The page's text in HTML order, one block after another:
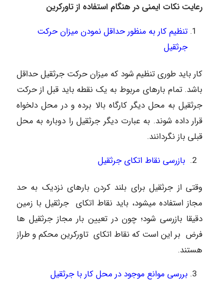
رعایت نکات ایمنی در هنگام استفاده از تاورکرین
تنظیم کار به منظور حداقل نمودن میزان حرکت
جرثقیل
کار باید طوری تنظیم شود که میزان حرکت جرثقیل حداقل
باشد. تمام بارهای مربوط به یک نقطه باید قبل از حرکت
جرثقیل به محل دیگر کارگاه بالا برده و در محل دلخواه
قرار داده شوند. به عبارت دیگر جرثقیل را دوباره به محل
قبلی باز نگردانند.
بازرسی نقاط اتکای جرثقیل
وقتی از جرثقیل برای بلند کردن بارهای نزدیک به حد
مجاز استفاده میشود، باید نقاط اتکای جرثقیل با زمین
دقیقا بازرسی شود؛ چون در تعیین بار مجاز جرثقیل ها
فرض بر این است که نقاط اتکای تاورکرین محکم و طراز
هستند.
بررسی موانع موجود در محل کار با جرثقیل